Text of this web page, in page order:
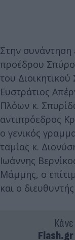
Στην συνάντηση
προέδρου
του
Ευστράτιος
Πλόων κ.
αντιπρόεδρος
ο γενικός
ταμίας κ.
Ιωάννης
Μάμμης, ο
και ο
Flash.gr